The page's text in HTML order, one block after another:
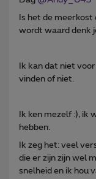
Is het de
wordt waard denk
Ik kan dat niet
vinden of niet.
Ik ken mezelf :),
hebben.
Ik zeg het: veel
die er zijn zijn wel
snelheid en ik hou